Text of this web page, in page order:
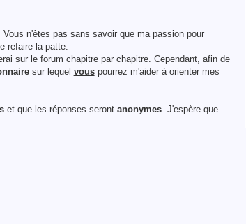
n'êtes pas sans savoir que ma passion pour
refaire la patte.
sur le forum chapitre par chapitre. Cependant, afin de
sur lequel vouspourrez m'aider à orienter mes
et que les réponses seront anonymes. J'espère que